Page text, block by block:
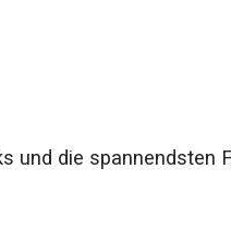
und die spannendsten